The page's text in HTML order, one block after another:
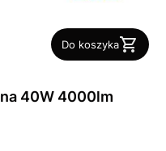
Do koszyka
40W 4000lm